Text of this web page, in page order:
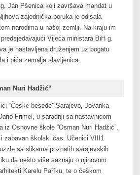
Ján Pšenica koji završava mandat u
zajednička poruka je odisala
narodima u našoj zemlji. Na kraju im
Vijeća ministara BiH g.
je nastavljena druženjem uz bogatu
i pića zemalja slavljenica.
Nuri Hadžić“
“Česke besede” Sarajevo, Jovanka
Frimel, u saradnji sa nastavnicom
iz Osnovne škole “Osman Nuri Hadžić”,
zabavan školski čas. Učenici VIII1
sa slikama poznatih sarajevskih
da nešto više saznaju o njihovom
Karelu Paříku, te o češkom